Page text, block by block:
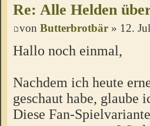
Re: Alle Helden
von Butterbrotbär » 12.
Hallo noch einmal,
Nachdem ich heute
geschaut habe, glaube
Diese Fan-